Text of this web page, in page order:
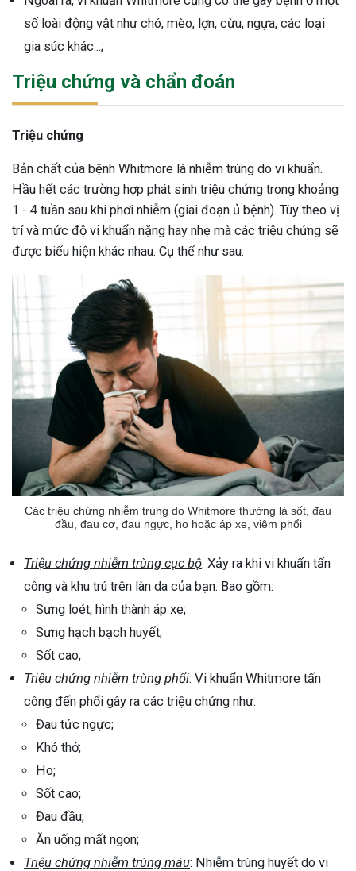
số loài động vật như chó, mèo, lợn, cừu, ngựa, các loại
gia súc khác...;
Triệu chứng và chẩn đoán
Triệu chứng
Bản chất của bệnh Whitmore là nhiễm trùng do vi khuẩn.
Hầu hết các trường hợp phát sinh triệu chứng trong khoảng
1 - 4 tuần sau khi phơi nhiễm (giai đoạn ủ bệnh). Tùy theo vị
trí và mức độ vi khuẩn nặng hay nhẹ mà các triệu chứng sẽ
được biểu hiện khác nhau. Cụ thể như sau:
Các triệu chứng nhiễm trùng do Whitmore thường là sốt, đau
đầu, đau cơ, đau ngực, ho hoặc áp xe, viêm phổi
Triệu chứng nhiễm trùng cục bộ: Xảy ra khi vi khuẩn tấn
công và khu trú trên làn da của bạn. Bao gồm:
Sưng loét, hình thành áp xe;
Sưng hạch bạch huyết;
Sốt cao;
Triệu chứng nhiễm trùng phổi: Vi khuẩn Whitmore tấn
công đến phổi gây ra các triệu chứng như:
Đau tức ngực;
Khó thở;
Ho;
Sốt cao;
Đau đầu;
Ăn uống mất ngon;
Triệu chứng nhiễm trùng máu: Nhiễm trùng huyết do vi